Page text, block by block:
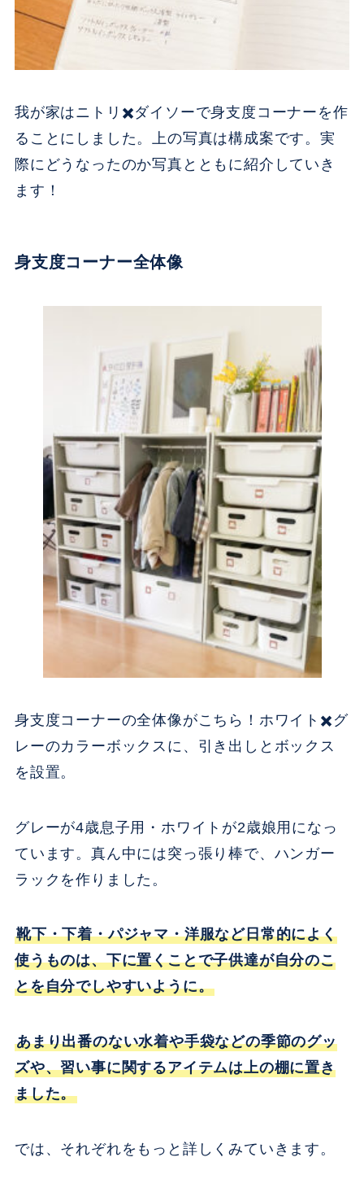
我が家はニトリ✖️ダイソーで身支度コーナーを作
ることにしました。上の写真は構成案です。実
際にどうなったのか写真とともに紹介していき
ます！
身支度コーナー全体像
身支度コーナーの全体像がこちら！ホワイト✖️グ
レーのカラーボックスに、引き出しとボックス
を設置。
グレーが4歳息子用・ホワイトが2歳娘用になっ
ています。真ん中には突っ張り棒で、ハンガー
ラックを作りました。
靴下・下着・パジャマ・洋服など日常的によく
使うものは、下に置くことで子供達が自分のこ
とを自分でしやすいように。
あまり出番のない水着や手袋などの季節のグッ
ズや、習い事に関するアイテムは上の棚に置き
ました。
では、それぞれをもっと詳しくみていきます。